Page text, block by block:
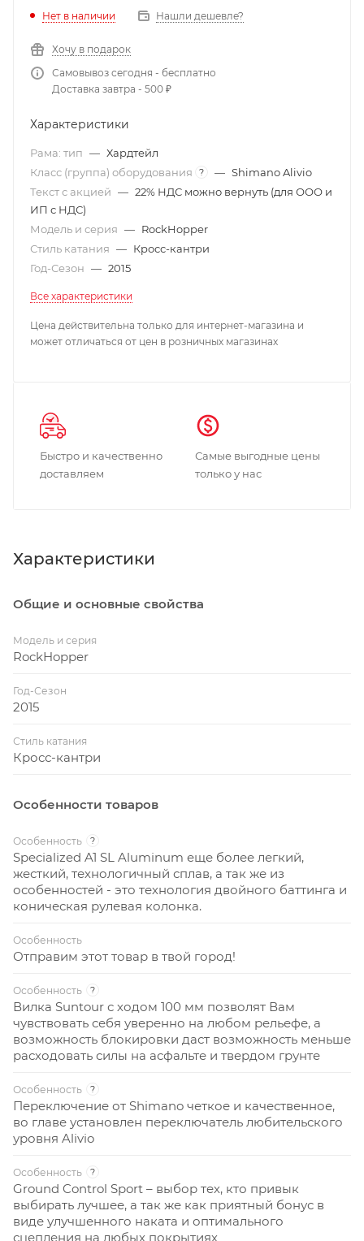
Нет в наличии Нашли дешевле?
Хочу в подарок
Самовывоз сегодня - бесплатно
Доставка завтра - 500 ₽
Характеристики
Рама: тип — Хардтейл
Класс (группа) оборудования
? — Shimano Alivio
Текст с акцией — 22% НДС можно вернуть (для ООО и
ИП с НДС)
Модель и серия — RockHopper
Стиль катания — Кросс-кантри
Год-Сезон — 2015
Все характеристики
Цена действительна только для интернет-магазина и
может отличаться от цен в розничных магазинах
Быстро и качественно
доставляем
Самые выгодные цены
только у нас
Характеристики
Общие и основные свойства
Модель и серия
RockHopper
Год-Сезон
2015
Стиль катания
Кросс-кантри
Особенности товаров
Особенность ?
Specialized A1 SL Aluminum еще более легкий,
жесткий, технологичный сплав, а так же из
особенностей - это технология двойного баттинга и
коническая рулевая колонка.
Особенность
Отправим этот товар в твой город!
Особенность ?
Вилка Suntour с ходом 100 мм позволят Вам
чувствовать себя уверенно на любом рельефе, а
возможность блокировки даст возможность меньше
расходовать силы на асфальте и твердом грунте
Особенность ?
Переключение от Shimano четкое и качественное,
во главе установлен переключатель любительского
уровня Alivio
Особенность ?
Ground Control Sport – выбор тех, кто привык
выбирать лучшее, а так же как приятный бонус в
виде улучшенного наката и оптимального
сцепления на любых покрытиях